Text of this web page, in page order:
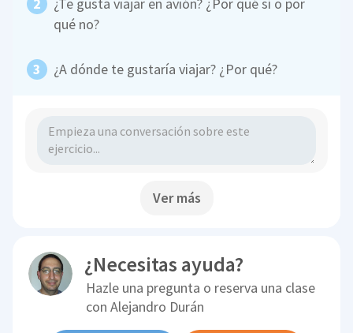
qué no?
¿A dónde te gustaría viajar? ¿Por qué?
Ver más
¿Necesitas ayuda?
Hazle una pregunta o reserva una clase
conAlejandro Durán